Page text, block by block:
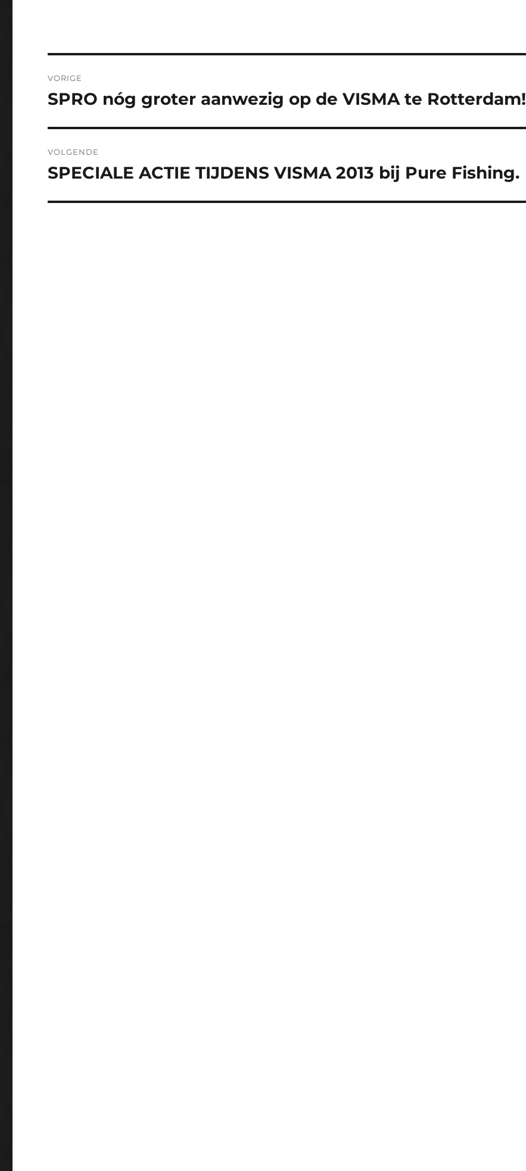
navigatie
VORIGE
Vorig
SPRO nóg groter aanwezig op de VISMA te Rotterdam!
VOLGENDE
Volgend
SPECIALE ACTIE TIJDENS VISMA 2013 bij Pure Fishing.